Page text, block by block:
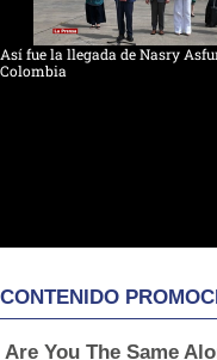
Así fue la llegada de Nasry
Colombia
CONTENIDO
Are You The Same